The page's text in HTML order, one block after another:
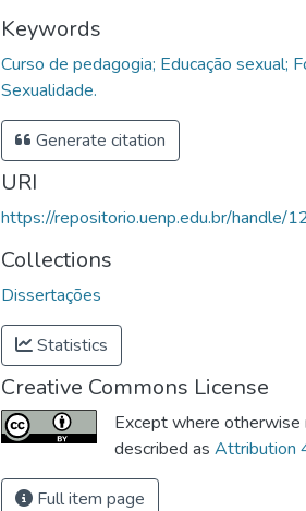
Keywords
Curso de pedagogia; Educação sexual;
Sexualidade.
Generate citation
URI
https://repositorio.uenp.edu.br/
Collections
Dissertações
Statistics
Creative Commons License
Except where
described as Attribution
Full item page